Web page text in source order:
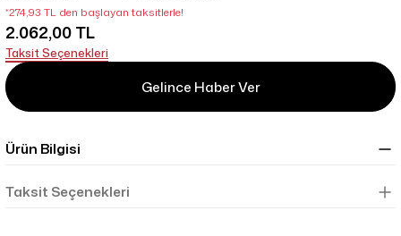
*274,93 TL den başlayan taksitlerle!
2.062,00 TL
Taksit Seçenekleri
Gelince Haber Ver
Ürün Bilgisi
Taksit Seçenekleri